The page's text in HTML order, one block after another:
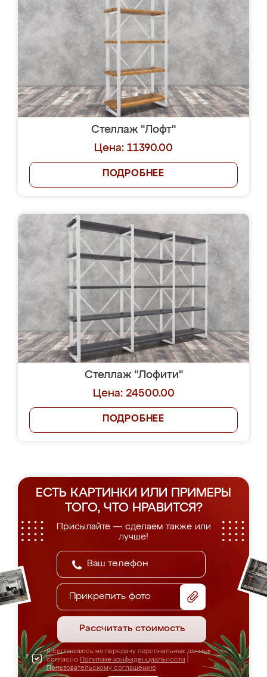
Стеллаж "Лофт"
Цена: 11390.00
ПОДРОБНЕЕ
Стеллаж "Лофити"
Цена: 24500.00
ПОДРОБНЕЕ
ЕСТЬ КАРТИНКИ ИЛИ ПРИМЕРЫ
ТОГО, ЧТО НРАВИТСЯ?
Присылайте — сделаем также или
лучше!
Прикрепить фото
Рассчитать стоимость
Я соглашаюсь на передачу персональных данных
согласно Политике конфиденциальности
Пользовательскому соглашению